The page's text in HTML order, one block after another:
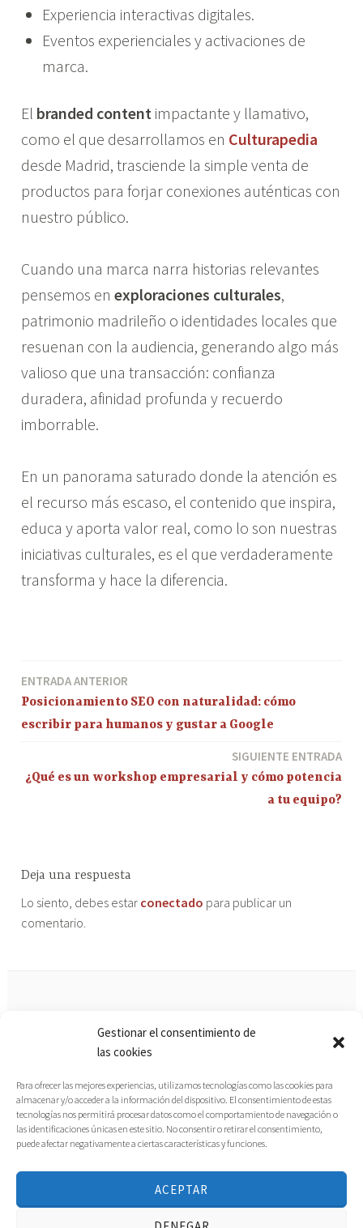
Gestionar el consentimiento de
las cookies
Para ofrecer las mejores experiencias, utilizamos tecnologías como las cookies para
almacenar y/o acceder a la información del dispositivo. El consentimiento de estas
tecnologías nos permitirá procesar datos como el comportamiento de navegación o
las identificaciones únicas en este sitio. No consentir o retirar el consentimiento,
puede afectar negativamente a ciertas características y funciones.
ACEPTAR
Experiencia interactivas digitales.
Eventos experienciales y activaciones de
marca.
El branded content impactante y llamativo,
como el que desarrollamos en Culturapedia
desde Madrid, trasciende la simple venta de
productos para forjar conexiones auténticas con
nuestro público.
Cuando una marca narra historias relevantes
pensemos enexploraciones culturales,
patrimonio madrileño o identidades locales que
resuenan con la audiencia, generando algo más
valioso que una transacción: confianza
duradera, afinidad profunda y recuerdo
imborrable.
En un panorama saturado donde la atención es
el recurso más escaso, el contenido que inspira,
educa y aporta valor real, como lo son nuestras
iniciativas culturales, es el que verdaderamente
transforma y hace la diferencia.
i
q
u
o
Navegación
ENTRADA ANTERIOR
Posicionamiento SEO con naturalidad: cómo
escribir para humanos y gustar a Google
SIGUIENTE ENTRADA
¿Qué es un workshop empresarial y cómo potencia
a tu equipo?
Deja una respuesta
Lo siento, debes estar conectado para publicar un
comentario.
Política de cookies
INSTAGRAM
FACEBOOK
TWITTER